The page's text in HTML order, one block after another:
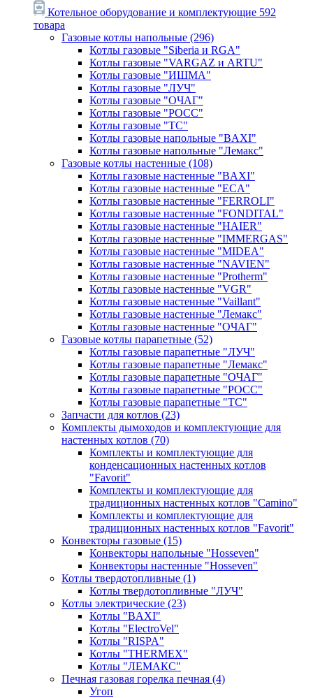
Котельное оборудование и комплектующие 592
товара
Газовые котлы напольные (296)
Котлы газовые "Siberia и RGA"
Котлы газовые "VARGAZ и ARTU"
Котлы газовые "ИШМА"
Котлы газовые "ЛУЧ"
Котлы газовые "ОЧАГ"
Котлы газовые "РОСС"
Котлы газовые "ТС"
Котлы газовые напольные "BAXI"
Котлы газовые напольные "Лемакс"
Газовые котлы настенные (108)
Котлы газовые настенные "BAXI"
Котлы газовые настенные "ECA"
Котлы газовые настенные "FERROLI"
Котлы газовые настенные "FONDITAL"
Котлы газовые настенные "HAIER"
Котлы газовые настенные "IMMERGAS"
Котлы газовые настенные "MIDEA"
Котлы газовые настенные "NAVIEN"
Котлы газовые настенные "Protherm"
Котлы газовые настенные "VGR"
Котлы газовые настенные "Vaillant"
Котлы газовые настенные "Лемакс"
Котлы газовые настенные "ОЧАГ"
Газовые котлы парапетные (52)
Котлы газовые парапетные "ЛУЧ"
Котлы газовые парапетные "Лемакс"
Котлы газовые парапетные "ОЧАГ"
Котлы газовые парапетные "РОСС"
Котлы газовые парапетные "ТС"
Запчасти для котлов (23)
Комплекты дымоходов и комплектующие для
настенных котлов (70)
Комплекты и комплектующие для
конденсационных настенных котлов
"Favorit"
Комплекты и комплектующие для
традиционных настенных котлов "Camino"
Комплекты и комплектующие для
традиционных настенных котлов "Favorit"
Конвекторы газовые (15)
Конвекторы напольные "Hosseven"
Конвекторы настенные "Hosseven"
Котлы твердотопливные (1)
Котлы твердотопливные "ЛУЧ"
Котлы электрические (23)
Котлы "BAXI"
Котлы "ElectroVel"
Котлы "RISPA"
Котлы "THERMEX"
Котлы "ЛЕМАКС"
Печная газовая горелка печная (4)
Угоп